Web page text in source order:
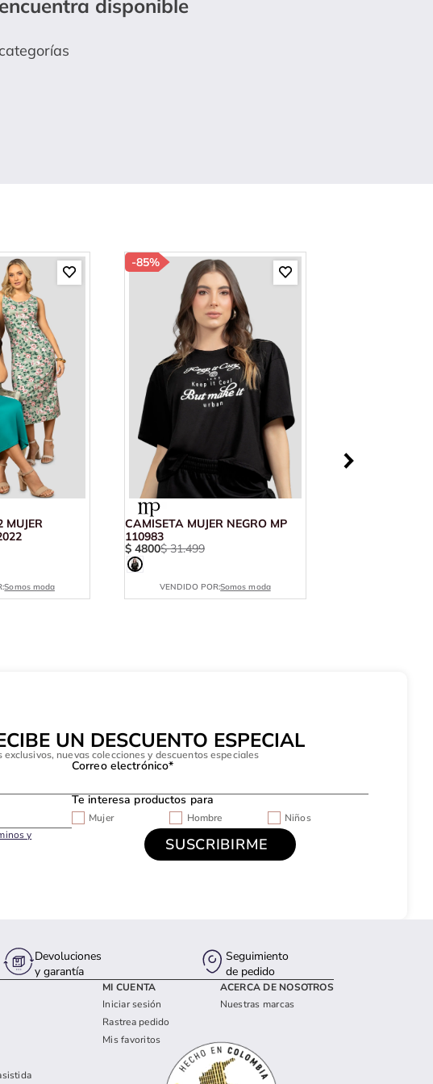
disponible
MUJER
Somos moda
-85%
CAMISETA MUJER NEGRO MP
110983
$ 4800$ 31.499
VENDIDO POR:Somos moda
UN DESCUENTO ESPECIAL
nuevas colecciones y descuentos especiales
Correo electrónico*
Te interesa productos para
Mujer Hombre
Niños
y
Devoluciones
y garantía
Seguimiento
de pedido
MI CUENTA
Iniciar sesión
Rastrea pedido
Mis favoritos
ACERCA DE NOSOTROS
Nuestras marcas